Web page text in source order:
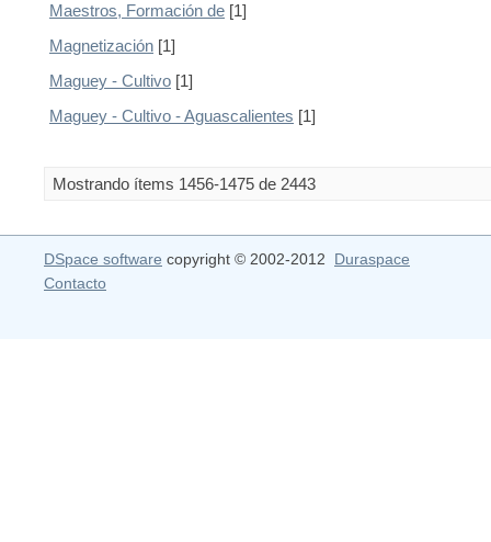
Maestros, Formación de [1]
Magnetización [1]
Maguey - Cultivo [1]
Maguey - Cultivo - Aguascalientes [1]
Mostrando ítems 1456-1475 de 2443
DSpace software copyright © 2002-2012 Duraspace
Contacto